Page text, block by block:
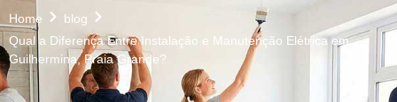
Home
blog
Qual a Diferença Entre Instalação e Manutenção Elétrica em
Guilhermina, Praia Grande?